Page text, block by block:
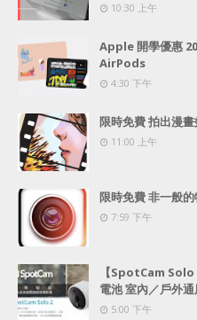
10:30 上午
Apple 開學優惠
AirPods
4:30 下午
限時免費 拍出漫
11:00 上午
限時免費 非一般
7:59 下午
【SpotCam
電池 室內／戶外通
5:00 下午